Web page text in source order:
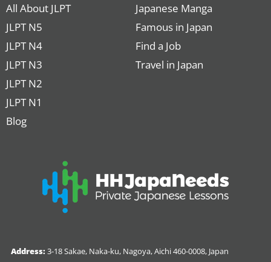
All About JLPT
JLPT N5
JLPT N4
JLPT N3
JLPT N2
JLPT N1
Blog
Japanese Manga
Famous in Japan
Find a Job
Travel in Japan
Address:3-18 Sakae, Naka-ku, Nagoya, Aichi 460-0008, Japan